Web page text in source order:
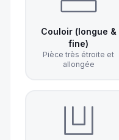
Couloir (longue &
fine)
Pièce très étroite et
allongée